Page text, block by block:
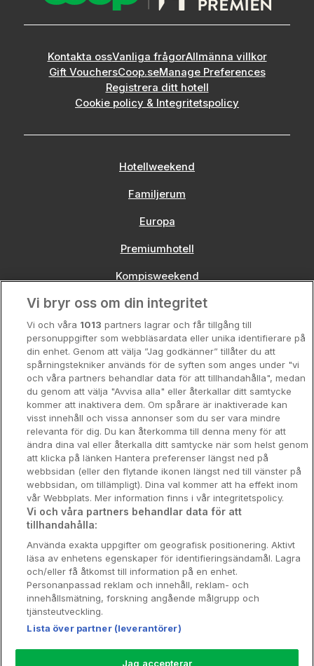
Kontakta ossVanliga frågorAllmänna villkor
Gift VouchersCoop.seManage Preferences
Registrera ditt hotell
Cookie policy & Integritetspolicy
Hotellweekend
Familjerum
Europa
Premiumhotell
Kompisweekend
Storstadsweekend
Hotellrum under 995 kr
Spahotell
Sydsverige
Om Hotellpremien
Nya hotell
Stadsweekend
Booking Enquiries:
Hotellsupport:scandinavian@digibreaks.com
Hotellpremien.se av en del av Coop
Sverige. Coop Sverige 171 88 Solna,
Telefon: 010-742 00 00, Org.nr: 556710-
Vi bryr oss om din integritet
Vi och våra 1013 partners lagrar och får tillgång till
personuppgifter som webbläsardata eller unika identifierare på
din enhet. Genom att välja ”Jag godkänner” tillåter du att
spårningstekniker används för de syften som anges under "vi
och våra partners behandlar data för att tillhandahålla", medan
du genom att välja "Avvisa alla" eller återkallar ditt samtycke
kommer att inaktivera dem. Om spårare är inaktiverade kan
visst innehåll och vissa annonser som du ser vara mindre
relevanta för dig. Du kan återkomma till denna meny för att
ändra dina val eller återkalla ditt samtycke när som helst genom
att klicka på länken Hantera preferenser längst ned på
webbsidan (eller den flytande ikonen längst ned till vänster på
webbsidan, om tillämpligt). Dina val kommer att ha effekt inom
vår Webbplats. Mer information finns i vår integritetspolicy.
Vi och våra partners behandlar data för att
tillhandahålla:
Använda exakta uppgifter om geografisk positionering. Aktivt
läsa av enhetens egenskaper för identifieringsändamål. Lagra
och/eller få åtkomst till information på en enhet.
Personanpassad reklam och innehåll, reklam- och
innehållsmätning, forskning angående målgrupp och
tjänsteutveckling.
Lista över partner (leverantörer)
Jag accepterar